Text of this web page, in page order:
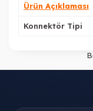
Ürün Açıklaması
Konnektör Tipi